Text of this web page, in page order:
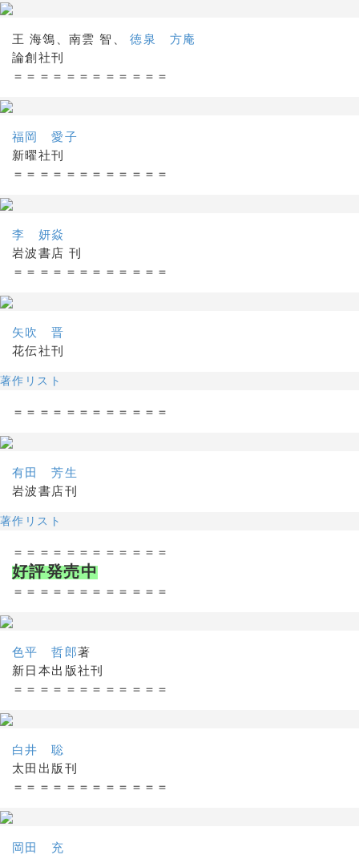
王 海鴒、南雲 智、徳泉 方庵
論創社刊
＝＝＝＝＝＝＝＝＝＝＝＝
福岡 愛子
新曜社刊
＝＝＝＝＝＝＝＝＝＝＝＝
李 妍焱
岩波書店 刊
＝＝＝＝＝＝＝＝＝＝＝＝
矢吹 晋
花伝社刊
著作リスト
＝＝＝＝＝＝＝＝＝＝＝＝
有田 芳生
岩波書店刊
著作リスト
＝＝＝＝＝＝＝＝＝＝＝＝
好評発売中
＝＝＝＝＝＝＝＝＝＝＝＝
色平 哲郎著
新日本出版社刊
＝＝＝＝＝＝＝＝＝＝＝＝
白井 聡
太田出版刊
＝＝＝＝＝＝＝＝＝＝＝＝
岡田 充